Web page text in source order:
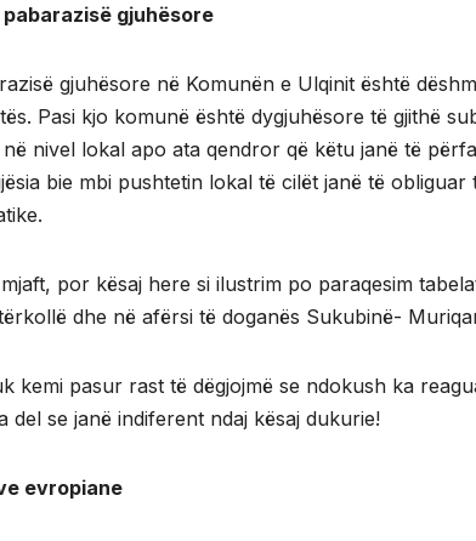
gjuhësore
gjuhësore në Komunën e Ulqinit është
Pasi kjo komunë është dygjuhësore të gjithë
nivel lokal apo ata qendror që këtu janë të
bie mbi pushtetin lokal të cilët janë të
por kësaj here si ilustrim po paraqesim
dhe në afërsi të doganës Sukubinë-
kemi pasur rast të dëgjojmë se ndokush ka
del se janë indiferent ndaj kësaj dukurie!
evropiane